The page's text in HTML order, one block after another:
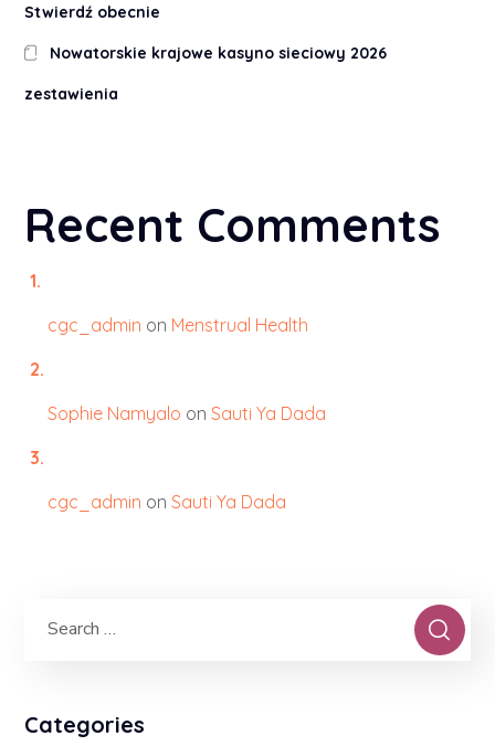
Stwierdź obecnie
Nowatorskie krajowe kasyno sieciowy 2026
zestawienia
Recent Comments
cgc_admin on Menstrual Health
Sophie Namyalo onSauti Ya Dada
cgc_admin onSauti Ya Dada
Categories